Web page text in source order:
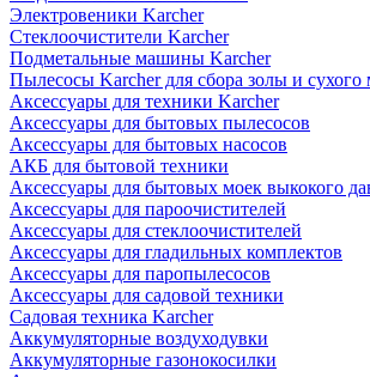
Электровеники Karcher
Стеклоочистители Karcher
Подметальные машины Karcher
Пылесосы Karcher для сбора золы и сухого
Аксессуары для техники Karcher
Аксессуары для бытовых пылесосов
Аксессуары для бытовых насосов
АКБ для бытовой техники
Аксессуары для бытовых моек выкокого
Аксессуары для пароочистителей
Аксессуары для стеклоочистителей
Аксессуары для гладильных комплектов
Аксессуары для паропылесосов
Аксессуары для садовой техники
Садовая техника Karcher
Аккумуляторные воздуходувки
Аккумуляторные газонокосилки